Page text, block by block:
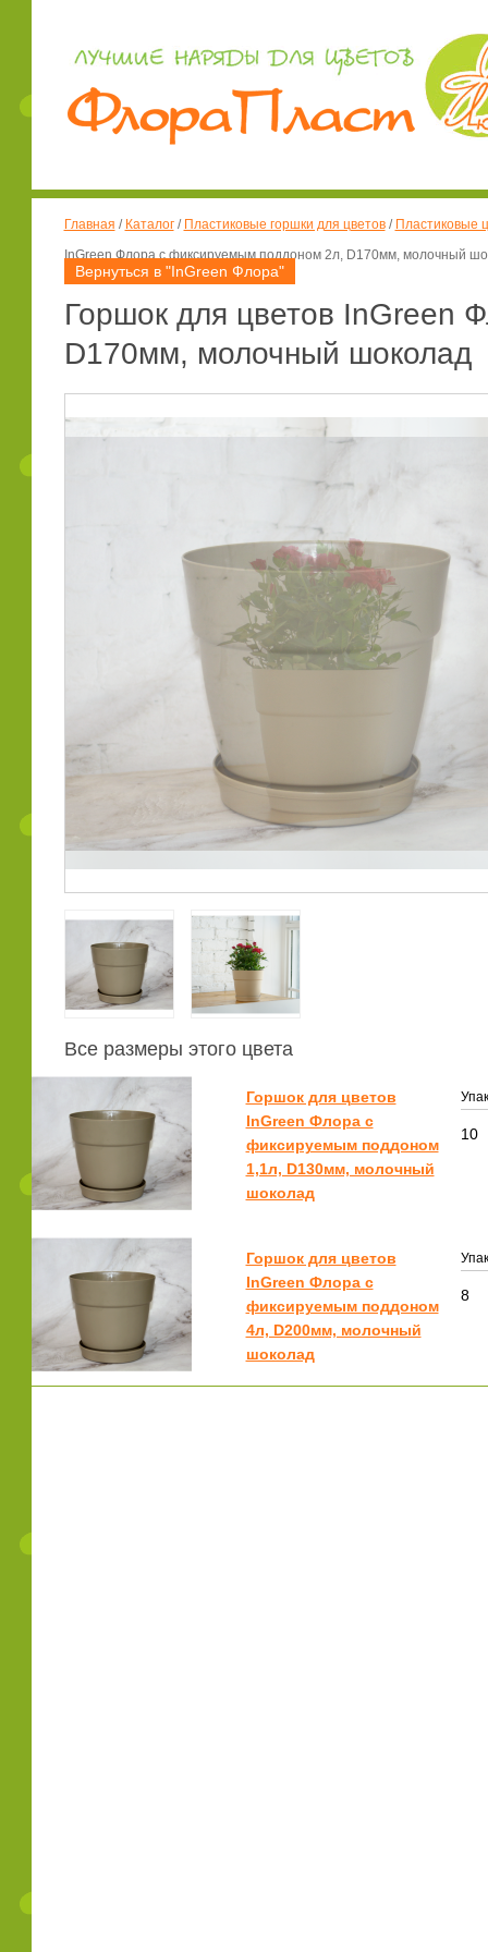
Главная / Каталог/ Пластиковые горшки для цветов/ Пластиковые
InGreen Флора с фиксируемым поддоном 2л, D170мм, молочный
Вернуться в "InGreen Флора"
Горшок для цветов InGreen
D170мм, молочный шоколад
Все размеры этого цвета
Горшок для цветов
InGreen Флора с
фиксируемым поддоном
1,1л, D130мм, молочный
шоколад
10
Горшок для цветов
InGreen Флора с
фиксируемым поддоном
4л, D200мм, молочный
шоколад
8